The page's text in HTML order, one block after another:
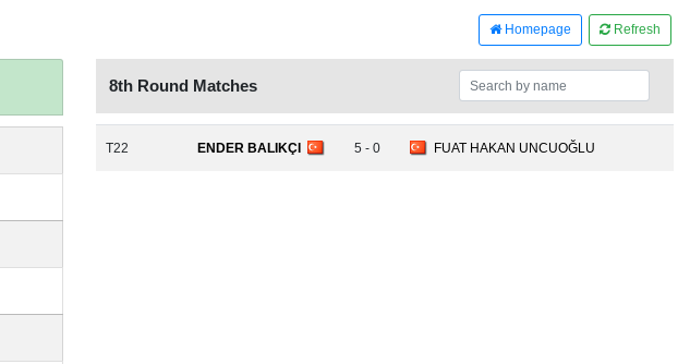
Homepage Refresh
8th Round Matches
T22 ENDER BALIKÇI 5 - 0 FUAT HAKAN UNCUOĞLU